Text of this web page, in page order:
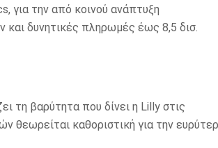
για την από κοινού ανάπτυξη
δυνητικές πληρωμές έως 8,5 δισ.
τη βαρύτητα που δίνει η Lilly στις
θεωρείται καθοριστική για την